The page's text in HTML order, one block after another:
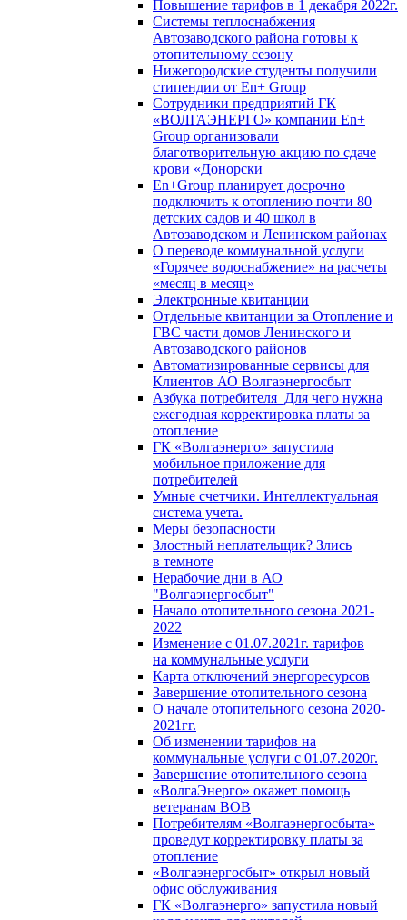
Повышение тарифов в 1 декабря 2022г.
Системы теплоснабжения
Автозаводского района готовы к
отопительному сезону
Нижегородские студенты получили
стипендии от En+ Group
Сотрудники предприятий ГК
«ВОЛГАЭНЕРГО» компании En+
Group организовали
благотворительную акцию по сдаче
крови «Донорски
En+Group планирует досрочно
подключить к отоплению почти 80
детских садов и 40 школ в
Автозаводском и Ленинском районах
О переводе коммунальной услуги
«Горячее водоснабжение» на расчеты
«месяц в месяц»
Электронные квитанции
Отдельные квитанции за Отопление и
ГВС части домов Ленинского и
Автозаводского районов
Автоматизированные сервисы для
Клиентов АО Волгаэнергосбыт
Азбука потребителя_Для чего нужна
ежегодная корректировка платы за
отопление
ГК «Волгаэнерго» запустила
мобильное приложение для
потребителей
Умные счетчики. Интеллектуальная
система учета.
Меры безопасности
Злостный неплательщик? Злись
в темноте
Нерабочие дни в АО
"Волгаэнергосбыт"
Начало отопительного сезона 2021-
2022
Изменение с 01.07.2021г. тарифов
на коммунальные услуги
Карта отключений энергоресурсов
Завершение отопительного сезона
О начале отопительного сезона 2020-
2021гг.
Об изменении тарифов на
коммунальные услуги с 01.07.2020г.
Завершение отопительного сезона
«ВолгаЭнерго» окажет помощь
ветеранам ВОВ
Потребителям «Волгаэнергосбыта»
проведут корректировку платы за
отопление
«Волгаэнергосбыт» открыл новый
офис обслуживания
ГК «Волгаэнерго» запустила новый